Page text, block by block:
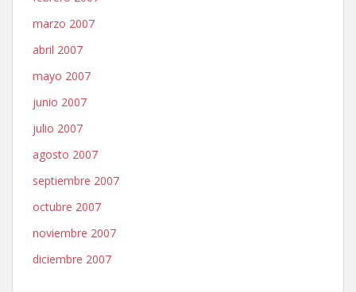
marzo 2007
abril 2007
mayo 2007
junio 2007
julio 2007
agosto 2007
septiembre 2007
octubre 2007
noviembre 2007
diciembre 2007